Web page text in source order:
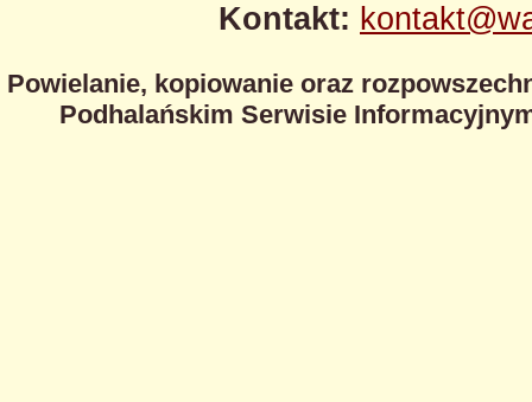
Kontakt:
Powielanie, kopiowanie oraz
Podhalańskim Serwisie